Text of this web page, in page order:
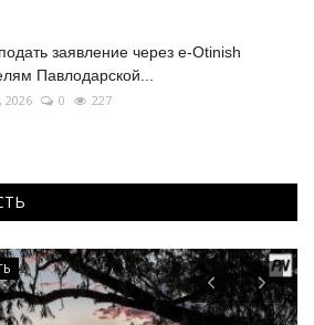
заявление через e-Otinish
Павлодарской...
2026 0 227